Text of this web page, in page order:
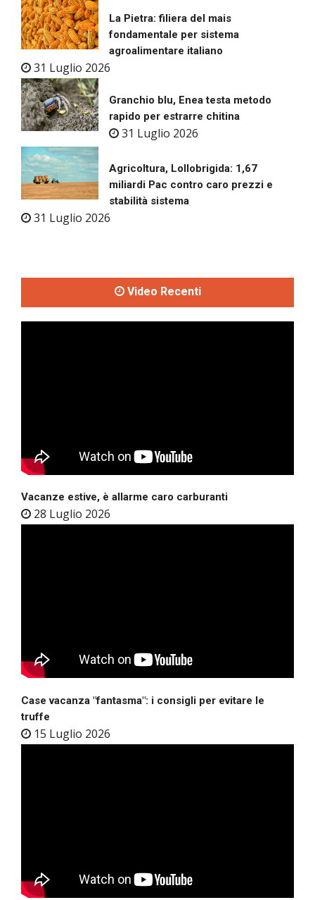
La Pietra: filiera del mais
fondamentale per sistema
agroalimentare italiano
31 Luglio 2026
Granchio blu, Enea testa metodo
rapido per estrarre chitina
31 Luglio 2026
Agricoltura, Lollobrigida: 1,67
miliardi Pac contro caro prezzi e
stabilità sistema
31 Luglio 2026
Video Recenti
Vacanze estive, è allarme caro carburanti
28 Luglio 2026
Case vacanza "fantasma": i consigli per evitare le
truffe
15 Luglio 2026